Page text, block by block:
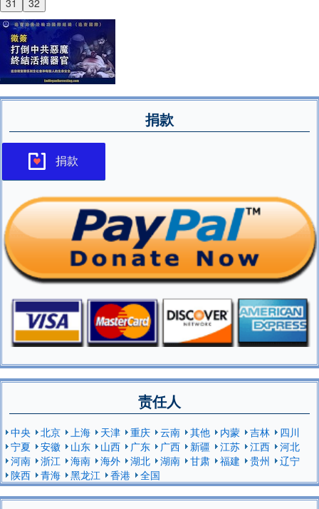
31
32
捐款
捐款
责任人
中央 北京 上海 天津 重庆 云南 其他 内蒙 吉林
四川
宁夏
安徽 山东 山西 广东 广西 新疆 江苏 江西
河北
河南
浙江 海南 海外 湖北 湖南 甘肃 福建 贵州
辽宁
陕西
青海 黑龙江 香港 全国